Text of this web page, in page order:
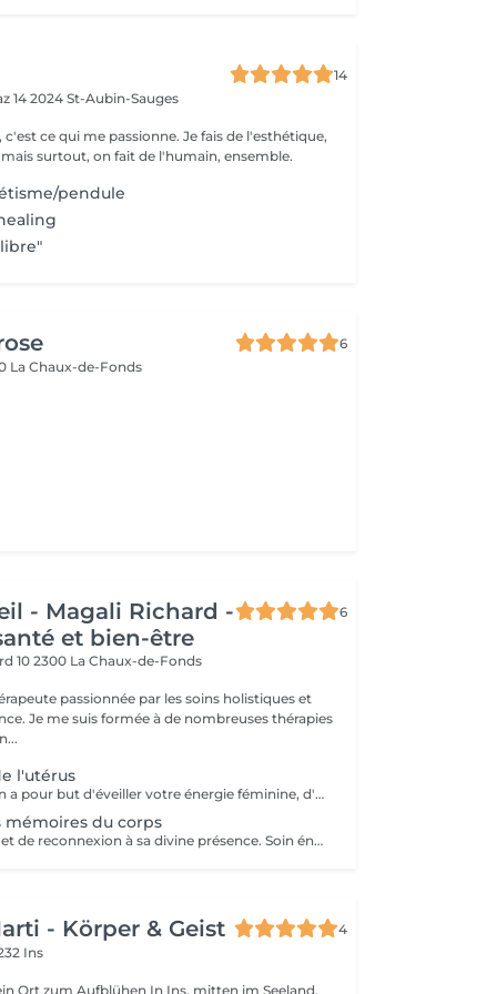
14
142024 St-Aubin-Sauges
qui me passionne. Je fais de l'esthétique,
surtout, on fait de l'humain, ensemble.
pendule
6
La Chaux-de-Fonds
- Magali Richard -
et bien-être
6
102300 La Chaux-de-Fonds
passionnée par les soins holistiques et
Je me suis formée à de nombreuses thérapies
l'utérus
Cette bénédiction a pour but d'éveiller votre énergie féminine, d'amener la guérison, de la douceur, un baume sur les souffrances vécues dans votre vie de femme. Conseillé en cas de : Douleurs menstruelles Fausses couches Avortement Difficulté à tomber enceinte Manque de lien avec votre féminité Lors de passage difficile tels que séparation, divorce, deuil etc.. Abus physiques ou psychiques
mémoires du corps
Soin de guérison et de reconnexion à sa divine présence. Soin énergétique avec l'imposition des mains et chant. C'est un véritable outil de prévention qui a pour but de nous faire avancer vers l'harmonie, la santé et la joie d'être ! Conseillé dans les passages difficiles de la vie, quand on se sent perdu, quand les peurs et les doutes nous assaillent, quand on a perdu le goût et le sens de notre vie,...
- Körper & Geist
4
Ins